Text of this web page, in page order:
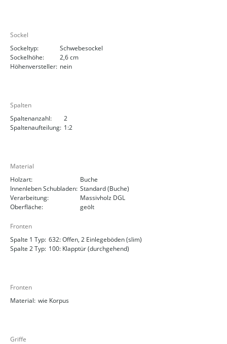
Sockel
Sockeltyp:
Schwebesockel
Sockelhöhe:
2,6 cm
Höhenversteller: nein
Spalten
Spaltenanzahl:
2
Spaltenaufteilung: 1:2
Material
Holzart:
Buche
Innenleben Schubladen: Standard (Buche)
Verarbeitung:
Massivholz DGL
Oberfläche:
geölt
Fronten
Spalte 1 Typ: 632: Offen, 2 Einlegeböden (slim)
Spalte 2 Typ: 100: Klapptür (durchgehend)
Fronten
Material: wie Korpus
Griffe